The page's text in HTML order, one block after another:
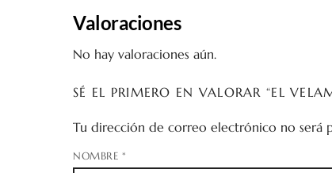
Valoraciones
No hay valoraciones aún.
SÉ EL PRIMERO EN VALORAR “EL
Tu dirección de correo electrónico no será
NOMBRE *